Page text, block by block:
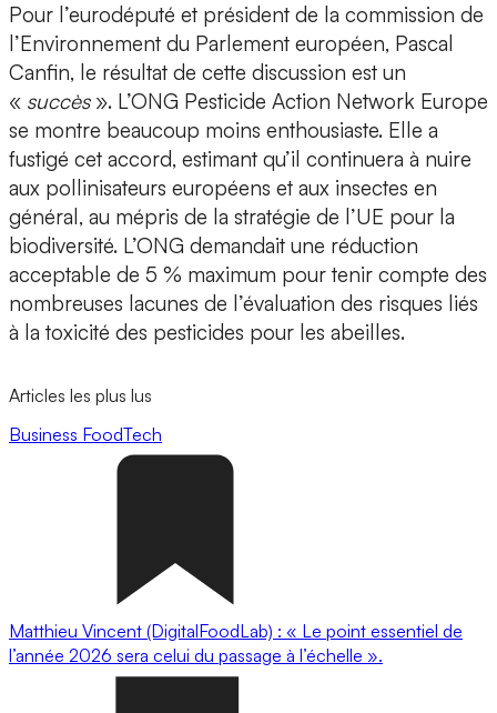
Pour l’eurodéputé et président de la commission de
l’Environnement du Parlement européen, Pascal
Canfin, le résultat de cette discussion est un
« succès». L’ONG Pesticide Action Network Europe
se montre beaucoup moins enthousiaste. Elle a
fustigé cet accord, estimant qu’il continuera à nuire
aux pollinisateurs européens et aux insectes en
général, au mépris de la stratégie de l’UE pour la
biodiversité. L’ONG demandait une réduction
acceptable de 5 % maximum pour tenir compte des
nombreuses lacunes de l’évaluation des risques liés
à la toxicité des pesticides pour les abeilles.
Articles les plus lus
Business FoodTech
Matthieu Vincent (DigitalFoodLab) : « Le point essentiel de
l’année 2026 sera celui du passage à l’échelle ».